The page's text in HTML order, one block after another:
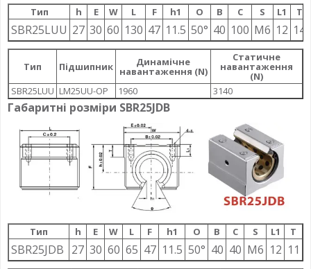
Тип h E W L F h1 О B C S L1 T
SBR25LUU 27 30 60 130 47 11.5 50° 40 100 M6 12 14
Тип Підшипник Динамічне
навантаження (N)
Статичне
навантаження
(N)
SBR25LUU LM25UU-OP 1960 3140
Габаритні розміри SBR25JDB
Тип h E W L F h1 О B C S L1 T
SBR25JDB 27 30 60 65 47 11.5 50° 40 40 M6 12 11